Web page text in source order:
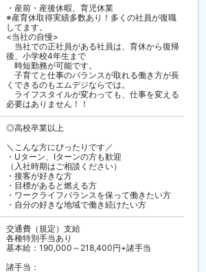
・産前・産後休暇、育児休業
※産育休取得実績多数あり！多くの社員が復職
してます。
<当社の自慢>
当社での正社員がある社員は、育休から復帰
後、小学校4年生まで
時短勤務が可能です。
子育てと仕事のバランスが取れる働き方が長
くできるのもエムデジならでは。
ライフスタイルが変わっても、仕事を変える
必要はありません！！
◎高校卒業以上
＼こんな方にぴったりです／
・Uターン、Iターンの方も歓迎
（入社時期はご相談ください）
・接客が好きな方
・目標があると燃える方
・ワークライフバランスを保って働きたい方
・自分の好きな地域で働き続けたい方
交通費（規定）支給
各種特別手当あり
基本給：190,000～218,400円+諸手当
諸手当：